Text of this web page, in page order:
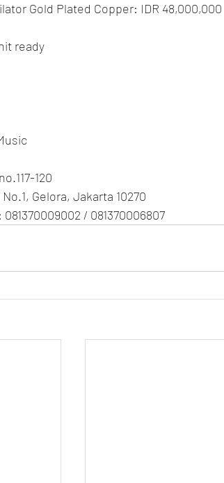
Gold Plated Copper: IDR 48,000,000
ready
120
Gelora, Jakarta 10270
/ 081370006807